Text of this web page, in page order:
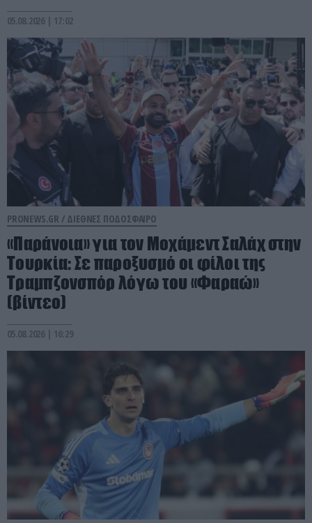
05.08.2026 | 17:02
PRONEWS.GR / ΔΙΕΘΝΕΣ ΠΟΔΟΣΦΑΙΡΟ
«Παράνοια» για τον Μοχάμεντ Σαλάχ στην
Τουρκία: Σε παροξυσμό οι φίλοι της
Τραμπζονσπόρ λόγω του «Φαραώ»
(βίντεο)
05.08.2026 | 16:29